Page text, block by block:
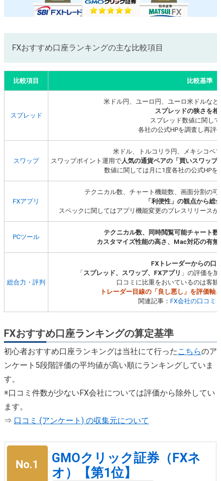
FXおすすめ口座ランキングの主な比較項目
比較項目 比較基準
スプレッド
米ドル円、ユーロ円、ユーロ米ドルなど
スプレッドの狭さを相
スプレッド数値に関し
各社の公式HPを調査し再評
スワップ
米ドル、トルコリラ円、メキシコペ
スワップポイント運用で 人気の通貨ペアの「買いスワッ
数値に関しては月に1度各社の公式HP
FXアプリ
テクニカル数、チャート機能数、画面分割の
「利便性」の観点から総
スペックに関してはアプリ機能変更のプレスリリース
PCツール
テクニカル数、同時閲覧可能チャート
カスタマイズ性能の高さ、Mac対応の有無
総合力・評判
FXトレーダーからの口
「 スプレッド、スワップ、FXアプリ 」の評価を
口コミに比重をおいているのは客
トレーダー目線の「良し悪し」を評価軸
関連記事： FX会社の口コミ
FXおすすめ口座ランキングの算定基準
初心者おすすめ口座ランキングは当社にて行った こちらのア
ンケート5段階評価の平均値が高い順にランキングしていま
す。
※口コミ件数が少ないFX会社については評価から除外してい
ます。
⇒ 口コミ (アンケート) の収集元について
No.1
GMOクリック証券（FXネ
オ）【第1位】